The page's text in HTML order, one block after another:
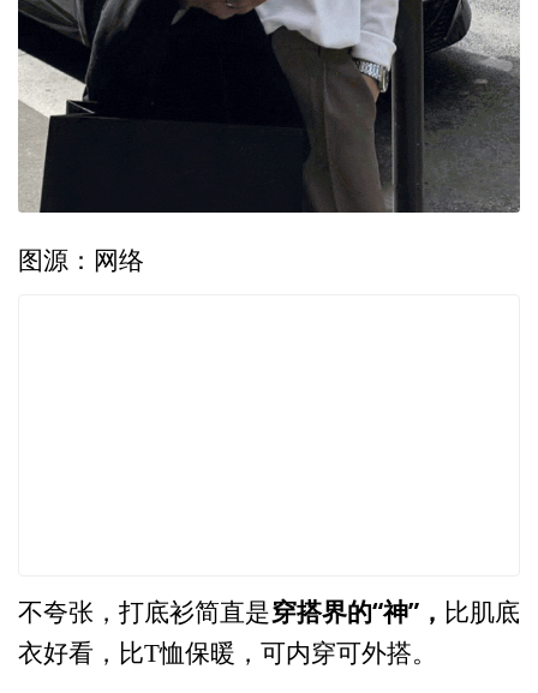
图源：网络
不夸张，打底衫简直是穿搭界的“神”， 比肌底
衣好看，比T恤保暖，可内穿可外搭。